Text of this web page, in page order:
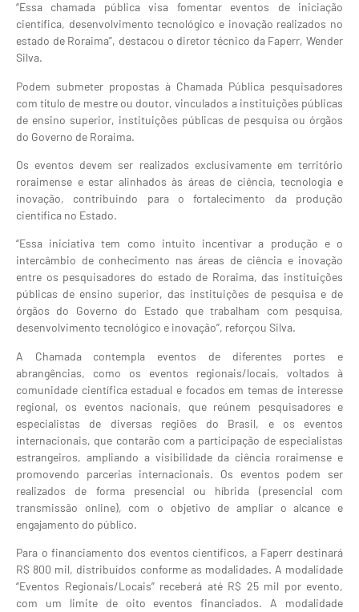
“Essa chamada pública visa fomentar eventos de iniciação
científica, desenvolvimento tecnológico e inovação realizados no
estado de Roraima”, destacou o diretor técnico da Faperr, Wender
Silva.
Podem submeter propostas à Chamada Pública pesquisadores
com título de mestre ou doutor, vinculados a instituições públicas
de ensino superior, instituições públicas de pesquisa ou órgãos
do Governo de Roraima.
Os eventos devem ser realizados exclusivamente em território
roraimense e estar alinhados às áreas de ciência, tecnologia e
inovação, contribuindo para o fortalecimento da produção
científica no Estado.
“Essa iniciativa tem como intuito incentivar a produção e o
intercâmbio de conhecimento nas áreas de ciência e inovação
entre os pesquisadores do estado de Roraima, das instituições
públicas de ensino superior, das instituições de pesquisa e de
órgãos do Governo do Estado que trabalham com pesquisa,
desenvolvimento tecnológico e inovação”, reforçou Silva.
A Chamada contempla eventos de diferentes portes e
abrangências, como os eventos regionais/locais, voltados à
comunidade científica estadual e focados em temas de interesse
regional, os eventos nacionais, que reúnem pesquisadores e
especialistas de diversas regiões do Brasil, e os eventos
internacionais, que contarão com a participação de especialistas
estrangeiros, ampliando a visibilidade da ciência roraimense e
promovendo parcerias internacionais. Os eventos podem ser
realizados de forma presencial ou híbrida (presencial com
transmissão online), com o objetivo de ampliar o alcance e
engajamento do público.
Para o financiamento dos eventos científicos, a Faperr destinará
R$ 800 mil, distribuídos conforme as modalidades. A modalidade
“Eventos Regionais/Locais” receberá até R$ 25 mil por evento,
com um limite de oito eventos financiados. A modalidade